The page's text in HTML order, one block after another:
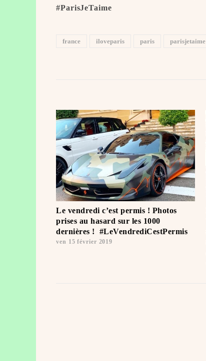
#ParisJeTaime ️
france iloveparis paris parisjetaime
Le vendredi c’est permis ! Photos
prises au hasard sur les 1000
dernières ! ️ #LeVendrediCestPermis
ven 15 février 2019